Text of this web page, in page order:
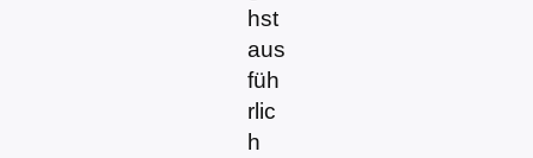
hst
aus
füh
rlic
h